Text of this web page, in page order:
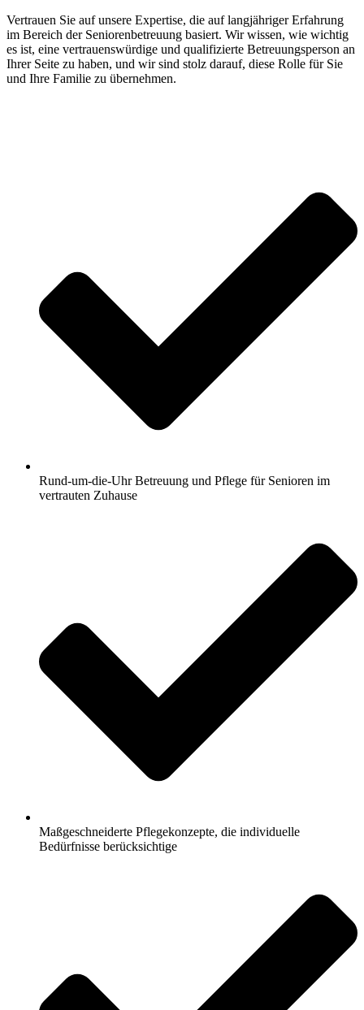
Vertrauen Sie auf unsere Expertise, die auf langjähriger Erfahrung
im Bereich der Seniorenbetreuung basiert. Wir wissen, wie wichtig
es ist, eine vertrauenswürdige und qualifizierte Betreuungsperson an
Ihrer Seite zu haben, und wir sind stolz darauf, diese Rolle für Sie
und Ihre Familie zu übernehmen.
Rund-um-die-Uhr Betreuung und Pflege für Senioren im
vertrauten Zuhause
Maßgeschneiderte Pflegekonzepte, die individuelle
Bedürfnisse berücksichtige